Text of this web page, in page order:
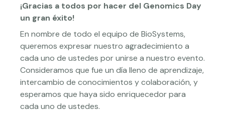
¡Gracias a todos por hacer del Genomics Day
un gran éxito!
En nombre de todo el equipo de BioSystems,
queremos expresar nuestro agradecimiento a
cada uno de ustedes por unirse a nuestro evento.
Consideramos que fue un día lleno de aprendizaje,
intercambio de conocimientos y colaboración, y
esperamos que haya sido enriquecedor para
cada uno de ustedes.